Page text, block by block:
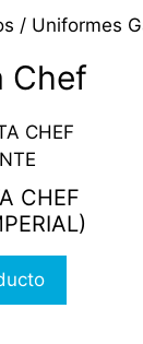
/ Uniformes
Chef
CHEF